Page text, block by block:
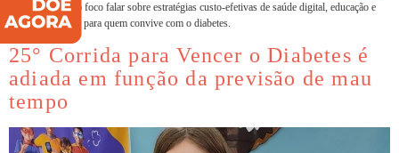
Evento tem como foco falar sobre estratégias custo-efetivas de saúde digital, educação e
políticas públicas para quem convive com o diabetes.
25° Corrida para Vencer o Diabetes é
adiada em função da previsão de mau
tempo